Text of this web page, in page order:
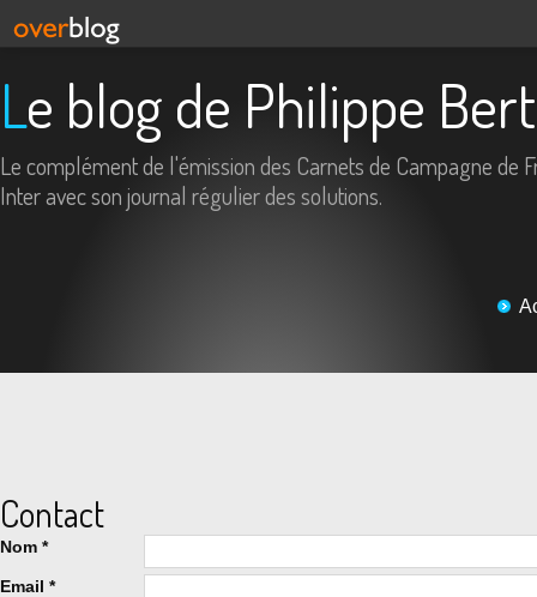
Le blog de Philippe
Le complément de l'émission des Carnets de Campagne de
Inter avec son journal régulier des solutions.
Contact
Nom
Email